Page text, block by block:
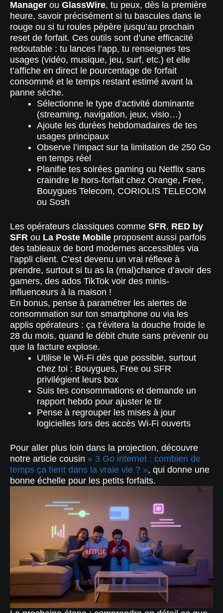
Manager ou GlassWire, tu peux, dès la première
heure, savoir précisément si tu bascules dans le
rouge ou si tu roules pépère jusqu’au prochain
reset de forfait. Ces outils sont d’une efficacité
redoutable : tu lances l’app, tu renseignes tes
usages (vidéo, musique, jeu, surf, etc.) et elle
t’affiche en direct le pourcentage de forfait
consommé et le temps restant estimé avant la
panne sèche.
Sélectionne le type d’activité dominante
(streaming, navigation, jeux, visio…)
Ajoute les durées hebdomadaires de tes
usages principaux
Observe l’impact sur ta limitation de 250 Go
en temps réel
Planifie tes soirées gaming ou Netflix sans
craindre le hors-forfait chez Orange, Free,
Bouygues Telecom, CORIOLIS TELECOM
ou Sosh
Les opérateurs classiques comme SFR, RED by
SFR ou La Poste Mobile proposent aussi parfois
des tableaux de bord modernes accessibles via
l’appli client. C’est devenu un vrai réflexe à
prendre, surtout si tu as la (mal)chance d’avoir des
gamers, des ados TikTok voir des minis-
influenceurs à la maison !
En bonus, pense à paramétrer les alertes de
consommation sur ton smartphone ou via les
applis opérateurs : ça t’évitera la douche froide le
28 du mois, quand le débit chute sans prévenir ou
que la facture explose.
Utilise le Wi-Fi dès que possible, surtout
chez toi : Bouygues, Free ou SFR
privilégient leurs box
Suis tes consommations et demande un
rapport hebdo pour ajuster le tir
Pense à regrouper les mises à jour
logicielles lors des accès Wi-Fi ouverts
Pour aller plus loin dans la projection, découvre
notre article cousin « 3 Go internet : combien de
temps ça tient dans la vraie vie ? », qui donne une
bonne échelle pour les petits forfaits.